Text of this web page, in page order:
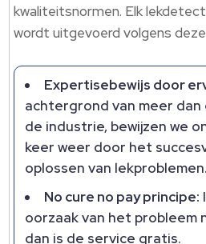
kwaliteitsnormen. Elk
wordt uitgevoerd volgens
Expertisebewijs door
achtergrond van meer dan
de industrie, bewijzen we
keer weer door het
oplossen van lekproblemen.
No cure no pay principe:
oorzaak van het probleem
dan is de service gratis.